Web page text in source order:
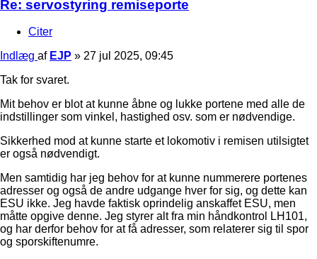
Re: servostyring remiseporte
Citer
Indlæg af EJP » 27 jul 2025, 09:45
Tak for svaret.
Mit behov er blot at kunne åbne og lukke portene med alle de
indstillinger som vinkel, hastighed osv. som er nødvendige.
Sikkerhed mod at kunne starte et lokomotiv i remisen utilsigtet
er også nødvendigt.
Men samtidig har jeg behov for at kunne nummerere portenes
adresser og også de andre udgange hver for sig, og dette kan
ESU ikke. Jeg havde faktisk oprindelig anskaffet ESU, men
måtte opgive denne. Jeg styrer alt fra min håndkontrol LH101,
og har derfor behov for at få adresser, som relaterer sig til spor
og sporskiftenumre.